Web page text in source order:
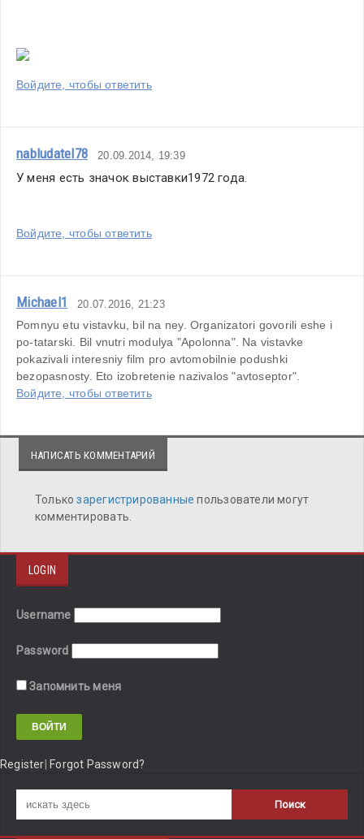
Войдите, чтобы ответить
nabludatel78 20.09.2014, 19:39
У меня есть значок выставки1972 года.
Войдите, чтобы ответить
Michael1 20.07.2016, 21:23
Pomnyu etu vistavku, bil na ney. Organizatori govorili eshe i
po-tatarski. Bil vnutri modulya "Apolonna". Na vistavke
pokazivali interesniy film pro avtomobilnie podushki
bezopasnosty. Eto izobretenie nazivalos "avtoseptor".
Войдите, чтобы ответить
НАПИСАТЬ КОММЕНТАРИЙ
Толькозарегистрированныепользователи могут
комментировать.
LOGIN
Username
Password
Запомнить меня
Register Forgot Password?